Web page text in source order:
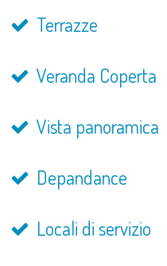
Terrazze
Veranda Coperta
Vista panoramica
Depandance
Locali di servizio